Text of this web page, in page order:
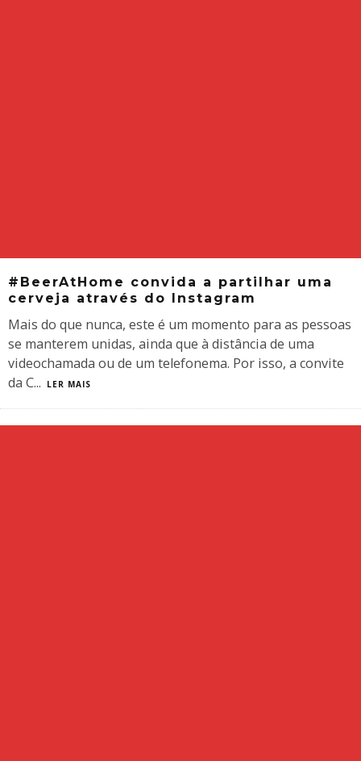
#BeerAtHome convida a partilhar uma
cerveja através do Instagram
Mais do que nunca, este é um momento para as pessoas
se manterem unidas, ainda que à distância de uma
videochamada ou de um telefonema. Por isso, a convite
da C... LER MAIS